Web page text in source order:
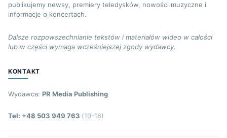
publikujemy newsy, premiery teledysków, nowości muzyczne i
informacje o koncertach.
Dalsze rozpowszechnianie tekstów i materiałów wideo w całości
lub w części wymaga wcześniejszej zgody wydawcy.
KONTAKT
Wydawca: PR Media Publishing
Tel: +48 503 949 763 (10-16)